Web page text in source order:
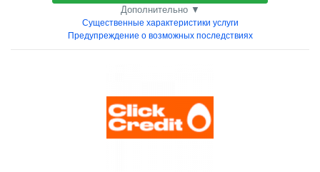
Дополнительно ▼
Существенные характеристики услуги
Предупреждение о возможных последствиях